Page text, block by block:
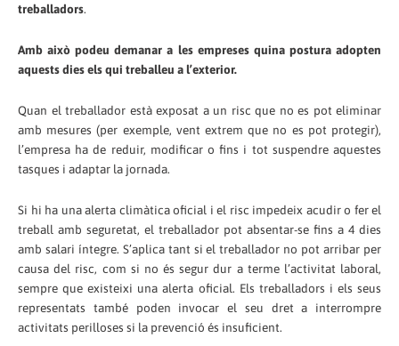
treballadors.
Amb això podeu demanar a les empreses quina postura adopten
aquests dies els qui treballeu a l’exterior.
Quan el treballador està exposat a un risc que no es pot eliminar
amb mesures (per exemple, vent extrem que no es pot protegir),
l’empresa ha de reduir, modificar o fins i tot suspendre aquestes
tasques i adaptar la jornada.
Si hi ha una alerta climàtica oficial i el risc impedeix acudir o fer el
treball amb seguretat, el treballador pot absentar-se fins a 4 dies
amb salari íntegre. S’aplica tant si el treballador no pot arribar per
causa del risc, com si no és segur dur a terme l’activitat laboral,
sempre que existeixi una alerta oficial. Els treballadors i els seus
representats també poden invocar el seu dret a interrompre
activitats perilloses si la prevenció és insuficient.